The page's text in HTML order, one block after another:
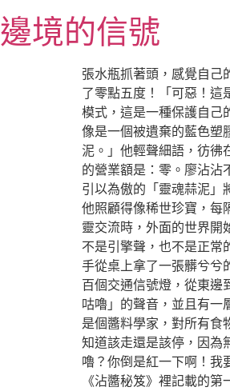
至
主
邊境的信號
張水瓶抓著頭，感覺自己
了零點五度！「可惡！這
模式，這是一種保護自己
像是一個被遺棄的藍色塑
泥。」他輕聲細語，彷彿
的營業額是：零。廖沾
引以為傲的「靈魂蒜泥」
他照顧得像稀世珍寶，每
靈交流時，外面的世界
不是引擎聲，也不是正常
手從桌上拿了一張髒兮兮
百個交通信號燈，從東邊
咕嚕」的聲音，並且有
是個醬料學家，對所有食
知道該走還是該停，因為
嚕？你倒是紅一下啊！我
《沾醬秘笈》裡記載的